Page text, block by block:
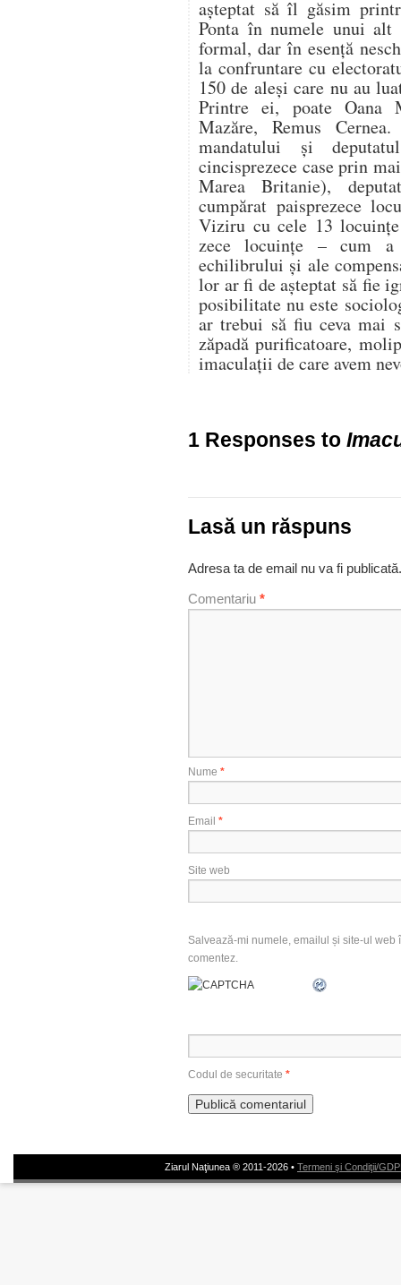
așteptat să îl găsim
Ponta în numele unui alt
formal, dar în esență
la confruntare cu
150 de aleși care nu au
Printre ei, poate Oana
Mazăre, Remus
mandatului și
cincisprezece case prin
Marea Britanie),
cumpărat paisprezece
Viziru cu cele 13
zece locuințe – cum a
echilibrului și ale
lor ar fi de așteptat să fie
posibilitate nu este
ar trebui să fiu ceva mai
zăpadă purificatoare,
imaculații de care avem
1 Responses to
Lasă un răspuns
Adresa ta de email nu va fi publicată.
Comentariu *
Nume *
Email *
Site web
Salvează-mi numele, emailul și site-ul
comentez.
Codul de securitate *
Ziarul Naţiunea ® 2011-2026 • Termeni şi Condiţii/